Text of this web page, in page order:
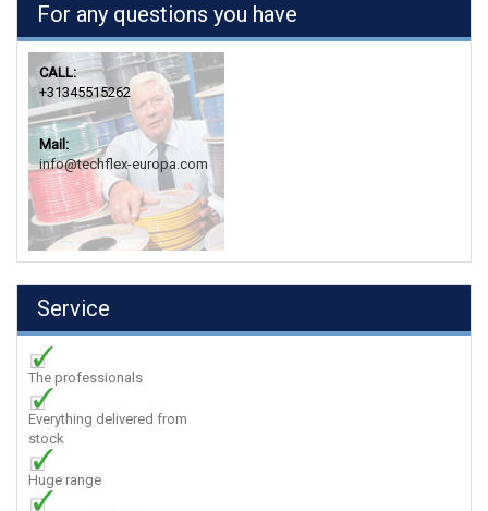
For any questions you have
CALL:
+31345515262
Mail:
info@techflex-europa.com
Service
The professionals
Everything delivered from
stock
Huge range